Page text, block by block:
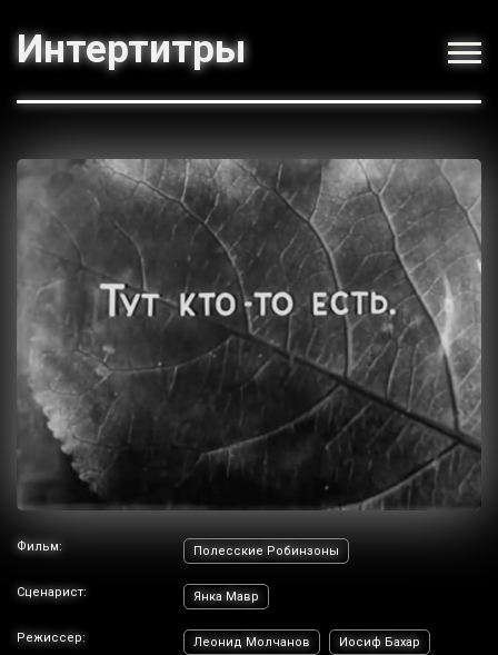
Интертитры
Фильм: Полесские Робинзоны
Сценарист: Янка Мавр
Режиссер: Леонид Молчанов Иосиф Бахар